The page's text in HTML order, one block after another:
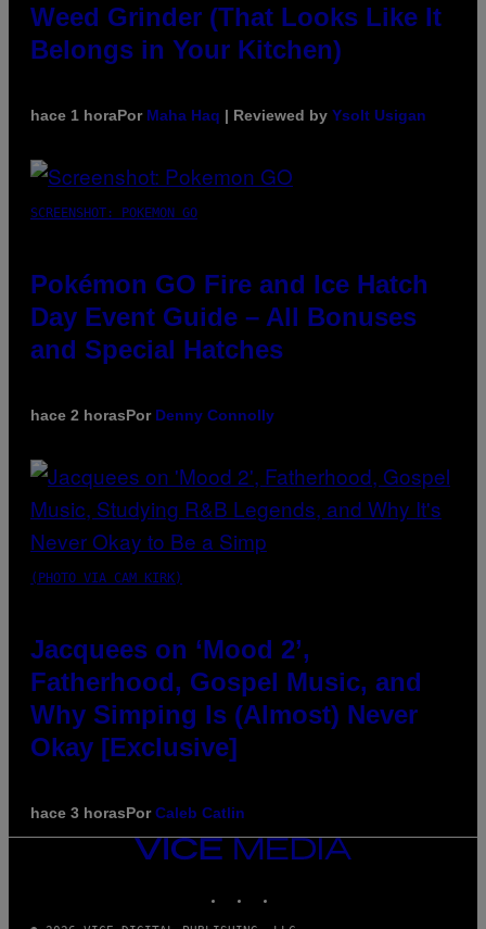
Weed Grinder (That Looks Like It
Belongs in Your Kitchen)
hace 1 horaPor Maha Haq | Reviewed by Ysolt Usigan
SCREENSHOT: POKEMON GO
Pokémon GO Fire and Ice Hatch
Day Event Guide – All Bonuses
and Special Hatches
hace 2 horasPor Denny Connolly
(PHOTO VIA CAM KIRK)
Jacquees on ‘Mood 2’,
Fatherhood, Gospel Music, and
Why Simping Is (Almost) Never
Okay [Exclusive]
hace 3 horasPorCaleb Catlin
VICE
MEDIA